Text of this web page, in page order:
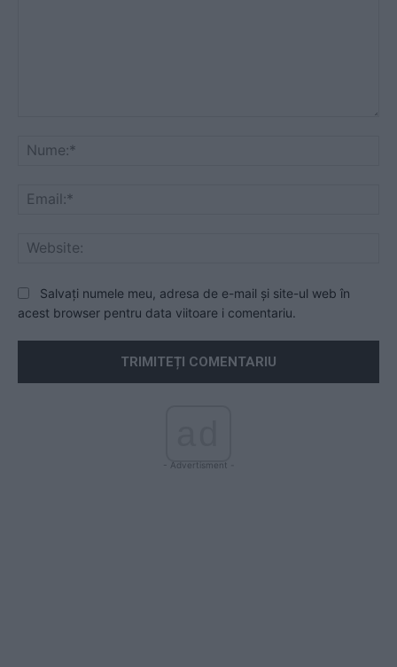
Salvați numele meu, adresa de e-mail și site-ul web în
acest browser pentru data viitoare i comentariu.
- Advertisment -